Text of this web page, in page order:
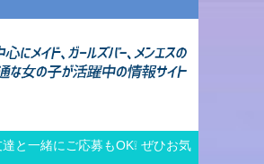
と一緒にご応募もOK❕ ぜひお気